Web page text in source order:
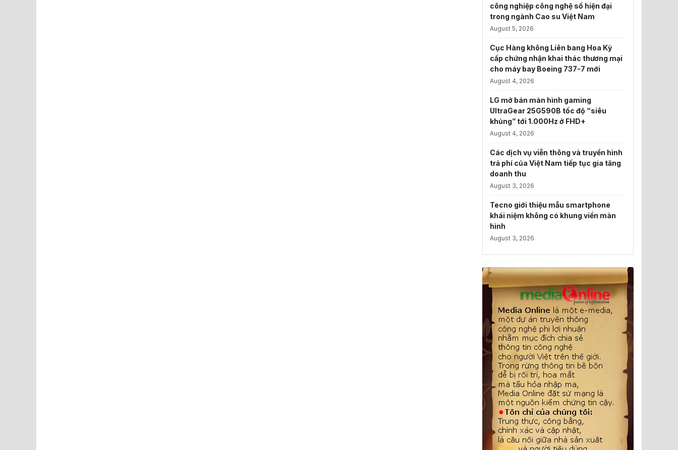
công nghiệp công nghệ số hiện đại
trong ngành Cao su Việt Nam
August 5, 2026
Cục Hàng không Liên bang Hoa Kỳ
cấp chứng nhận khai thác thương mại
cho máy bay Boeing 737-7 mới
August 4, 2026
LG mở bán màn hình gaming
UltraGear 25G590B tốc độ “siêu
khủng” tới 1.000Hz ở FHD+
August 4, 2026
Các dịch vụ viễn thông và truyền hình
trả phí của Việt Nam tiếp tục gia tăng
doanh thu
August 3, 2026
Tecno giới thiệu mẫu smartphone
khái niệm không có khung viền màn
hình
August 3, 2026